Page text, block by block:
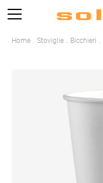
Home Stoviglie Bicchieri